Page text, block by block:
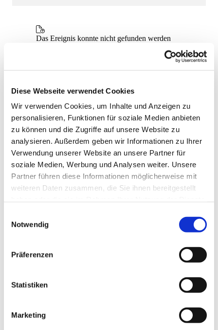
Diese Webseite verwendet Cookies
Wir verwenden Cookies, um Inhalte und Anzeigen zu
personalisieren, Funktionen für soziale Medien anbieten
zu können und die Zugriffe auf unsere Website zu
analysieren. Außerdem geben wir Informationen zu Ihrer
Verwendung unserer Website an unsere Partner für
soziale Medien, Werbung und Analysen weiter. Unsere
Partner führen diese Informationen möglicherweise mit
weiteren Daten zusammen, die Sie ihnen bereitgestellt
Notwendig
Präferenzen
Statistiken
Marketing
Dies könnte Sie auch